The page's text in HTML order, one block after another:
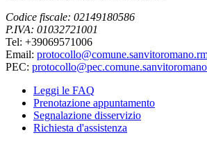
Codice fiscale: 02149180586
P.IVA: 01032721001
Tel: +39069571006
Email:
PEC:
Leggi le FAQ
Prenotazione appuntamento
Segnalazione disservizio
Richiesta d'assistenza